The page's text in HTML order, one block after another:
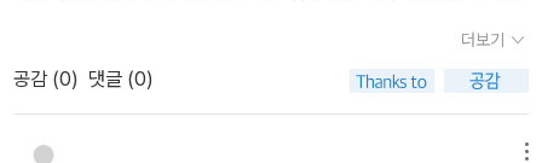
기전에 읽어야할 책을 고르지못하겠다고 하네요자기전엔 왜 그리 엄
마 손가는일이 많이 생기는건지..남의 집일 같지 않더라고요 ㅎㅎ 엄
마는 올리버에게 잠자리 책을 읽어주어요하지만 책을 다 읽기도 전에
올리버는 이야기속으로 풍덩 빠져들어요책에 나온 수영장에 관한 이
어주고 대답을 해주고 계시지요.한두번 정도는 저도 잘 들어줄거 같
은데 계속'엄마, 있잖아'하고 말을 계속 하면 이제 그만 잘까 할텐데올
리버 엄마는 아이의 말을 끝까지 경청해주고 받아주네요.살짝 반성하
고 가요 ㅠㅠ 올리버가 오늘 있었던 일에 대해 끊임없이 이야기하는
더보기
공감 (0) 댓글 (0)